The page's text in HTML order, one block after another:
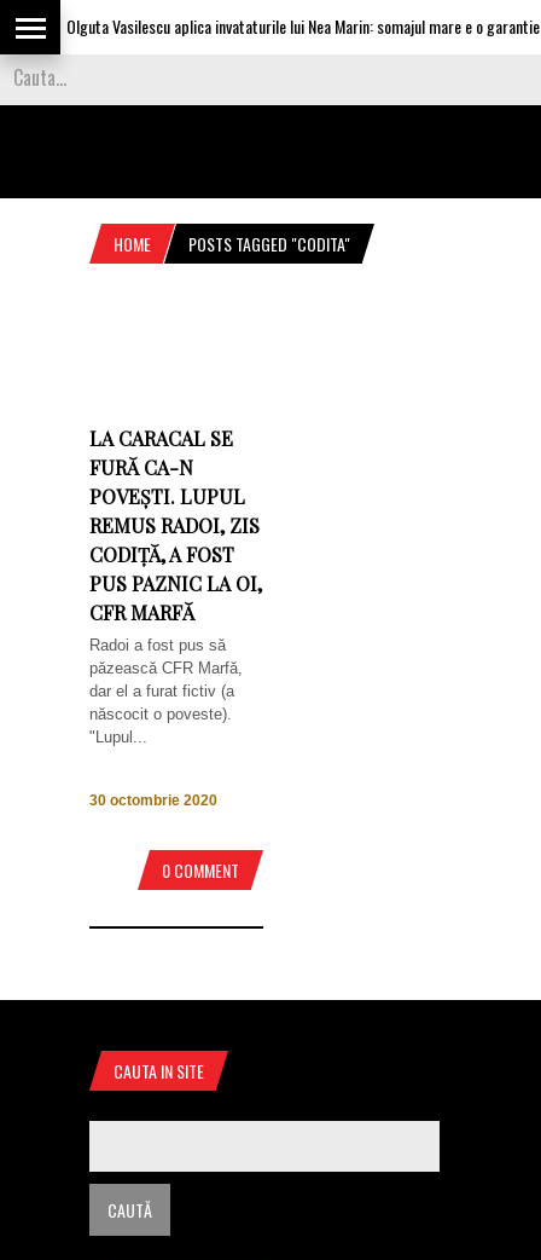
Olguta Vasilescu aplica invataturile lui Nea Marin: somajul mare e o
HOME POSTS TAGGED "CODITA"
LA CARACAL SE
FURĂ CA-N
POVEȘTI. LUPUL
REMUS RADOI, ZIS
CODIȚĂ, A FOST
PUS PAZNIC LA OI,
CFR MARFĂ
Radoi a fost pus să
păzească CFR Marfă,
dar el a furat fictiv (a
născocit o poveste).
"Lupul...
30 octombrie 2020
0 COMMENT
CAUTA IN SITE